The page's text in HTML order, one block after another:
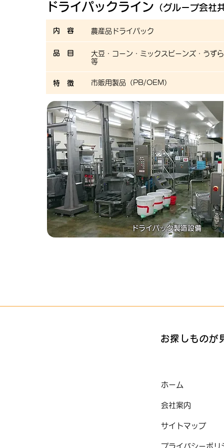
ドライパックライン （グループ会社
内 容 農産品ドライパック
品 目
大豆・コーン・ミックスビーンズ・うず
等
特 徴 ​市販用製品（PB/OEM）
ドライパック製造設備
お探しものが
ホーム
会社案内
サイトマップ
プライバシーポリ